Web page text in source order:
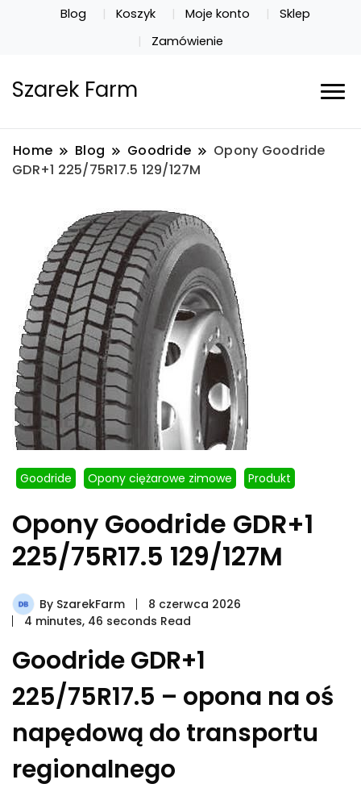
Blog Koszyk Moje konto
Sklep
Zamówienie
Szarek Farm
Home Blog Goodride
Opony Goodride
GDR+1 225/75R17.5 129/127M
Goodride Opony ciężarowe zimowe Produkt
Opony Goodride GDR+1
225/75R17.5 129/127M
By SzarekFarm
8 czerwca 2026
4 minutes, 46 seconds Read
Goodride GDR+1
225/75R17.5 – opona na oś
napędową do transportu
regionalnego